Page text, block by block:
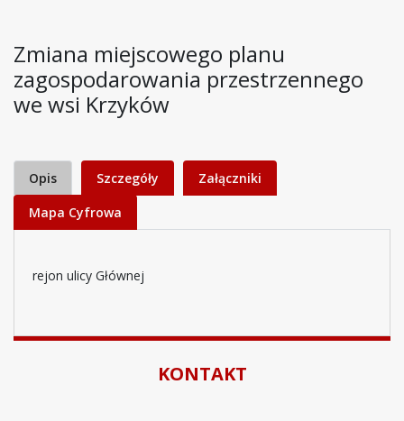
Zmiana miejscowego planu
zagospodarowania przestrzennego
we wsi Krzyków
Opis Szczegóły
Załączniki
Mapa Cyfrowa
rejon ulicy Głównej
KONTAKT